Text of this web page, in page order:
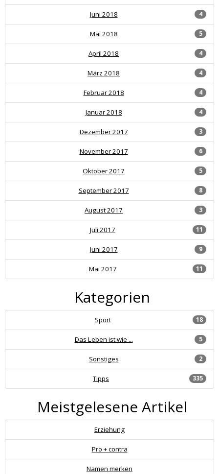
4
Juni 2018
5
Mai 2018
4
April 2018
4
März 2018
4
Februar 2018
4
Januar 2018
3
Dezember 2017
6
November 2017
5
Oktober 2017
8
September 2017
3
August 2017
11
Juli 2017
9
Juni 2017
11
Mai 2017
Kategorien
18
Sport
5
Das Leben ist wie ...
2
Sonstiges
335
Tipps
Meistgelesene Artikel
Erziehung
Pro + contra
Namen merken